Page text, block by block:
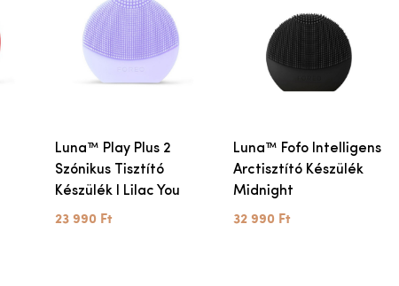
Luna™ Play Plus 2
Szónikus Tisztító
Készülék I Lilac You
23 990 Ft
Luna™ Fofo Intelligens
Arctisztító Készülék
Midnight
32 990 Ft